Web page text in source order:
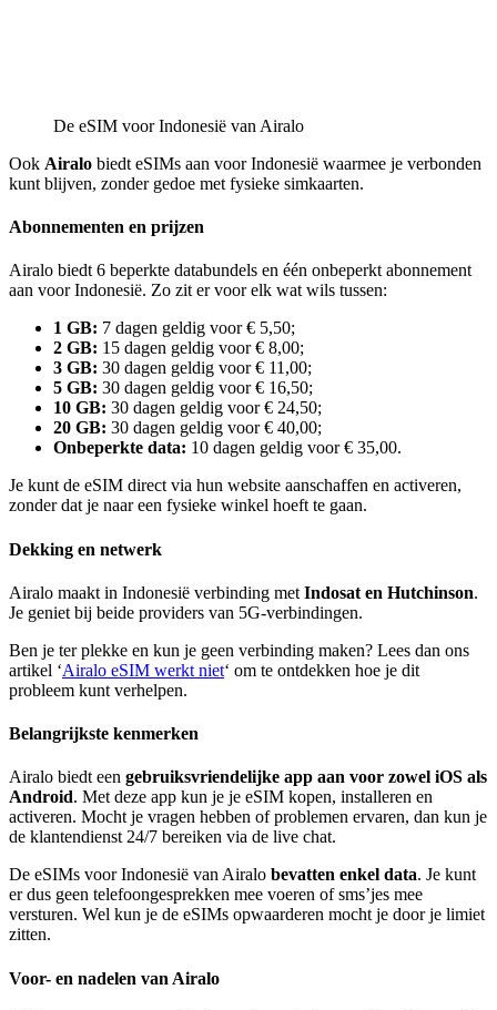
De eSIM voor Indonesië van Airalo
Ook Airalo biedt eSIMs aan voor Indonesië waarmee je verbonden
kunt blijven, zonder gedoe met fysieke simkaarten.
Abonnementen en prijzen
Airalo biedt 6 beperkte databundels en één onbeperkt abonnement
aan voor Indonesië. Zo zit er voor elk wat wils tussen:
1 GB: 7 dagen geldig voor € 5,50;
2 GB: 15 dagen geldig voor € 8,00;
3 GB: 30 dagen geldig voor € 11,00;
5 GB: 30 dagen geldig voor € 16,50;
10 GB: 30 dagen geldig voor € 24,50;
20 GB: 30 dagen geldig voor € 40,00;
Onbeperkte data: 10 dagen geldig voor € 35,00.
Je kunt de eSIM direct via hun website aanschaffen en activeren,
zonder dat je naar een fysieke winkel hoeft te gaan.
Dekking en netwerk
Airalo maakt in Indonesië verbinding met Indosat en Hutchinson.
Je geniet bij beide providers van 5G-verbindingen.
Ben je ter plekke en kun je geen verbinding maken? Lees dan ons
artikel ‘Airalo eSIM werkt niet‘ om te ontdekken hoe je dit
probleem kunt verhelpen.
Belangrijkste kenmerken
Airalo biedt een gebruiksvriendelijke app aan voor zowel iOS als
Android. Met deze app kun je je eSIM kopen, installeren en
activeren. Mocht je vragen hebben of problemen ervaren, dan kun je
de klantendienst 24/7 bereiken via de live chat.
De eSIMs voor Indonesië van Airalo bevatten enkel data. Je kunt
er dus geen telefoongesprekken mee voeren of sms’jes mee
versturen. Wel kun je de eSIMs opwaarderen mocht je door je limiet
zitten.
Voor- en nadelen van Airalo